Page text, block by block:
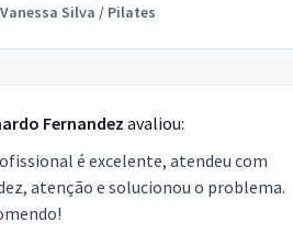
Vanessa Silva / Pilates
Fernandez avaliou:
é excelente, atendeu com
atenção e solucionou o problema.